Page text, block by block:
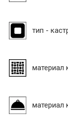
тип -
материал
материал